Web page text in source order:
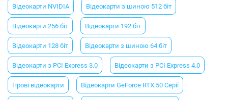
Відеокарти NVIDIA Відеокарти з шиною 512 біт
Відеокарти 256 біт Відеокарти 192 біт
Відеокарти 128 біт Відеокарти з шиною 64 біт
Відеокарти з PCI Express 3.0 Відеокарти з PCI Express 4.0
Ігрові відеокарти Відеокарти GeForce RTX 50 Серії